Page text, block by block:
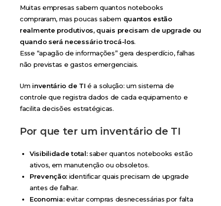
Muitas empresas sabem quantos notebooks
compraram, mas poucas sabem quantos estão
realmente produtivos, quais precisam de upgrade ou
quando será necessário trocá-los.
Esse “apagão de informações” gera desperdício, falhas
não previstas e gastos emergenciais.
Um inventário de TI é a solução: um sistema de
controle que registra dados de cada equipamento e
facilita decisões estratégicas.
Por que ter um inventário de TI
Visibilidade total:saber quantos notebooks estão
ativos, em manutenção ou obsoletos.
Prevenção: identificar quais precisam de upgrade
antes de falhar.
Economia:evitar compras desnecessárias por falta